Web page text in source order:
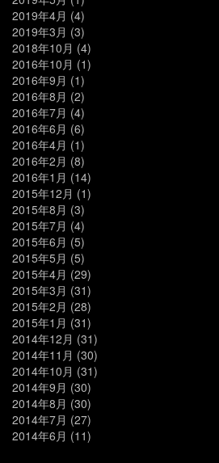
2019年4月 (4)
2019年3月 (3)
2018年10月 (4)
2016年10月 (1)
2016年9月 (1)
2016年8月 (2)
2016年7月 (4)
2016年6月 (6)
2016年4月 (1)
2016年2月 (8)
2016年1月 (14)
2015年12月 (1)
2015年8月 (3)
2015年7月 (4)
2015年6月 (5)
2015年5月 (5)
2015年4月 (29)
2015年3月 (31)
2015年2月 (28)
2015年1月 (31)
2014年12月 (31)
2014年11月 (30)
2014年10月 (31)
2014年9月 (30)
2014年8月 (30)
2014年7月 (27)
2014年6月 (11)